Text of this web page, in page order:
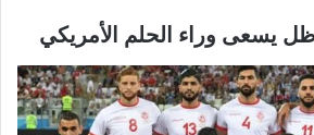
يسعى وراء الحلم الأمريكي